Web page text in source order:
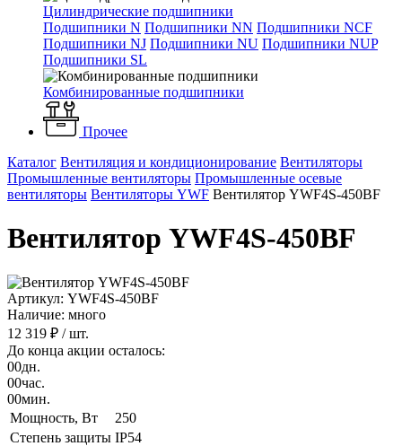
Цилиндрические подшипники
Подшипники N Подшипники NN Подшипники NCF
Подшипники NJ Подшипники NU Подшипники NUP
Подшипники SL
Комбинированные подшипники
Прочее
Каталог Вентиляция и кондиционирование Вентиляторы
Промышленные вентиляторы Промышленные осевые
вентиляторы Вентиляторы YWF Вентилятор YWF4S-450BF
Вентилятор YWF4S-450BF
Артикул: YWF4S-450BF
Наличие: много
12 319 ₽ / шт.
До конца акции осталось:
00дн.
00час.
00мин.
Мощность, Вт
250
Степень защиты IP54